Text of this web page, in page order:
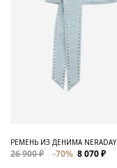
РЕМЕНЬ ИЗ ДЕНИМА NERADAY
26 900 ₽ -70% 8 070 ₽